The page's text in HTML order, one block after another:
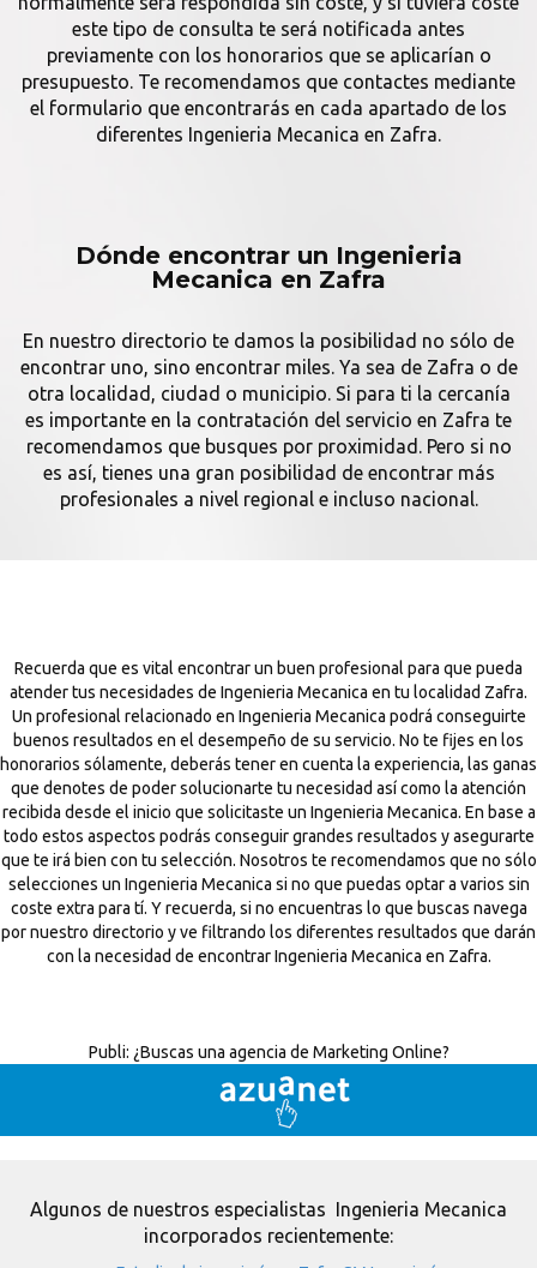
este tipo de consulta te será notificada antes
previamente con los honorarios que se aplicarían o
presupuesto. Te recomendamos que contactes mediante
el formulario que encontrarás en cada apartado de los
diferentes Ingenieria Mecanica en Zafra.
Dónde encontrar un Ingenieria
Mecanica en Zafra
En nuestro directorio te damos la posibilidad no sólo de
encontrar uno, sino encontrar miles. Ya sea de Zafra o de
otra localidad, ciudad o municipio. Si para ti la cercanía
es importante en la contratación del servicio en Zafra te
recomendamos que busques por proximidad. Pero si no
es así, tienes una gran posibilidad de encontrar más
profesionales a nivel regional e incluso nacional.
Recuerda que es vital encontrar un buen profesional para que pueda
atender tus necesidades de Ingenieria Mecanica en tu localidad Zafra.
Un profesional relacionado en Ingenieria Mecanica podrá conseguirte
buenos resultados en el desempeño de su servicio. No te fijes en los
honorarios sólamente, deberás tener en cuenta la experiencia, las ganas
que denotes de poder solucionarte tu necesidad así como la atención
recibida desde el inicio que solicitaste un Ingenieria Mecanica. En base a
todo estos aspectos podrás conseguir grandes resultados y asegurarte
que te irá bien con tu selección. Nosotros te recomendamos que no sólo
selecciones un Ingenieria Mecanica si no que puedas optar a varios sin
coste extra para tí. Y recuerda, si no encuentras lo que buscas navega
por nuestro directorio y ve filtrando los diferentes resultados que darán
con la necesidad de encontrar Ingenieria Mecanica en Zafra.
Publi: ¿Buscas una agencia de Marketing Online?
Algunos de nuestros especialistas Ingenieria Mecanica
incorporados recientemente: